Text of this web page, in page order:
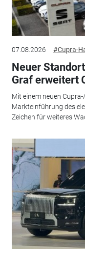
07.08.2026 #Cupra-
Neuer
Graf erweitert
Mit einem neuen
Markteinführung des
Zeichen für weiteres